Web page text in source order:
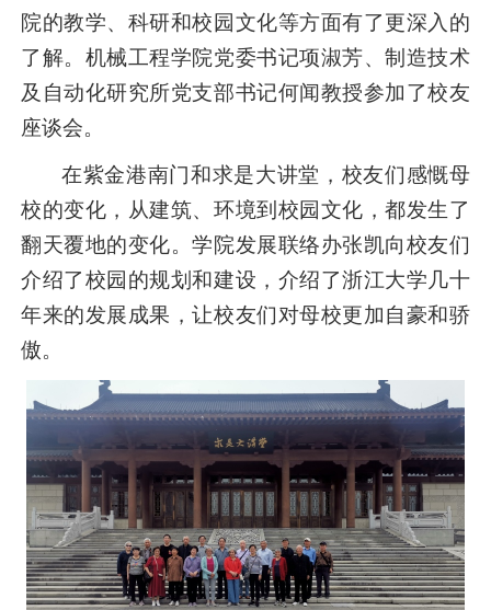
院的教学、科研和校园文化等方面有了更深入的
了解。机械工程学院党委书记项淑芳、制造技术
及自动化研究所党支部书记何闻教授参加了校友
座谈会。
在紫金港南门和求是大讲堂，校友们感慨母
校的变化，从建筑、环境到校园文化，都发生了
翻天覆地的变化。学院发展联络办张凯向校友们
介绍了校园的规划和建设，介绍了浙江大学几十
年来的发展成果，让校友们对母校更加自豪和骄
傲。